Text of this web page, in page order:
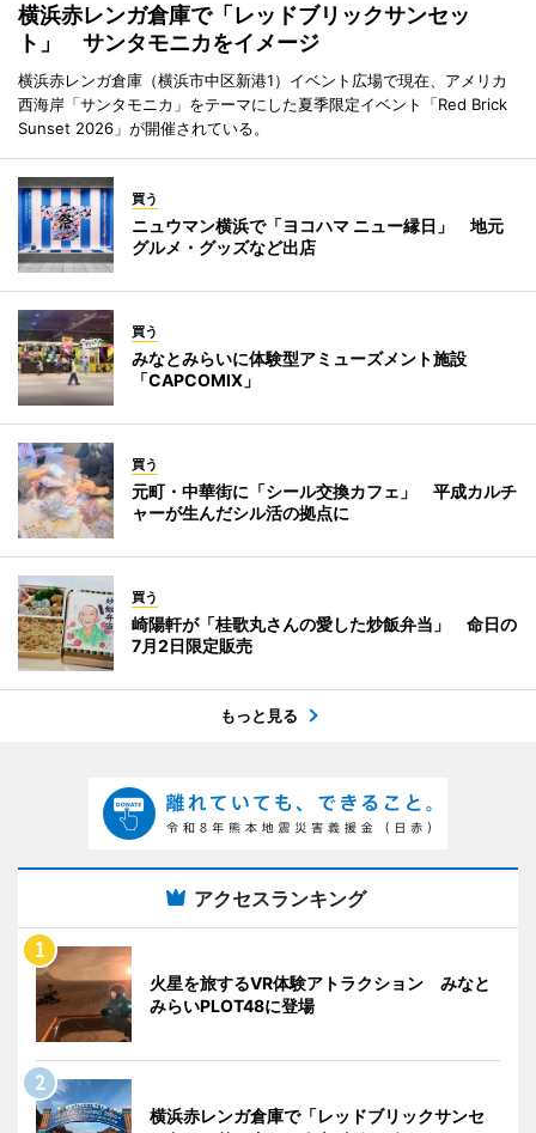
横浜赤レンガ倉庫で「レッドブリックサンセッ
ト」 サンタモニカをイメージ
横浜赤レンガ倉庫（横浜市中区新港1）イベント広場で現在、アメリカ
西海岸「サンタモニカ」をテーマにした夏季限定イベント「Red Brick
Sunset 2026」が開催されている。
買う
ニュウマン横浜で「ヨコハマ ニュー縁日」 地元
グルメ・グッズなど出店
買う
みなとみらいに体験型アミューズメント施設
「CAPCOMIX」
買う
元町・中華街に「シール交換カフェ」 平成カルチ
ャーが生んだシル活の拠点に
買う
崎陽軒が「桂歌丸さんの愛した炒飯弁当」 命日の
7月2日限定販売
もっと見る
アクセスランキング
火星を旅するVR体験アトラクション みなと
みらいPLOT48に登場
横浜赤レンガ倉庫で「レッドブリックサンセ